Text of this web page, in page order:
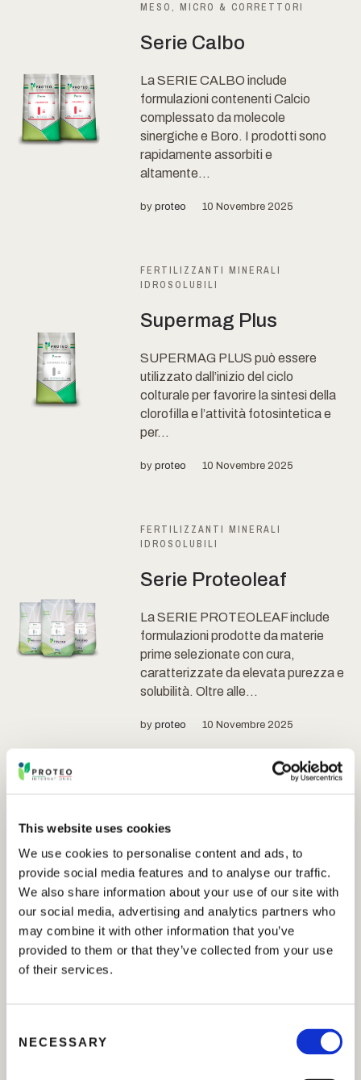
This website uses cookies
We use cookies to personalise content and ads, to
provide social media features and to analyse our traffic.
We also share information about your use of our site with
our social media, advertising and analytics partners who
may combine it with other information that you’ve
provided to them or that they’ve collected from your use
of their services.
NECESSARY
MESO, MICRO & CORRETTORI
Serie Calbo
La SERIE CALBO include
formulazioni contenenti Calcio
complessato da molecole
sinergiche e Boro. I prodotti sono
rapidamente assorbiti e
altamente...
byproteo 10 Novembre 2025
FERTILIZZANTI MINERALI
IDROSOLUBILI
Supermag Plus
SUPERMAG PLUS può essere
utilizzato dall’inizio del ciclo
colturale per favorire la sintesi della
clorofilla e l’attività fotosintetica e
per...
byproteo 10 Novembre 2025
FERTILIZZANTI MINERALI
IDROSOLUBILI
Serie Proteoleaf
La SERIE PROTEOLEAF include
formulazioni prodotte da materie
prime selezionate con cura,
caratterizzate da elevata purezza e
solubilità. Oltre alle...
byproteo 10 Novembre 2025
Serie Proteogreen
La SERIE PROTEOGREEN
include formulazioni ottenute da
materie prime selezionate con cura,
caratterizzate da elevata purezza e
solubilità. Oltre alle...